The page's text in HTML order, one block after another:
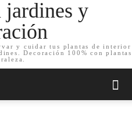
jardines y
y cuidar tus plantas de interior
Decoración 100% con plantas